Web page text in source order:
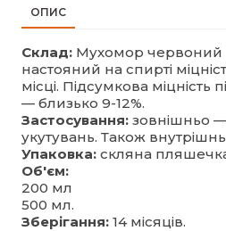
ОПИС
Склад: Мухомор червоний
настояний на спирті
місці. Підсумкова міцність
— близько 9-12%.
Застосування: зовнішньо
укутувань. Також
Упаковка: скляна
Об'єм:
200 мл
500 мл.
Зберігання: 14 місяців.